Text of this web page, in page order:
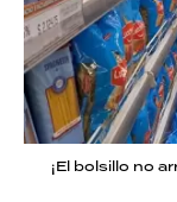
¡El bolsillo no